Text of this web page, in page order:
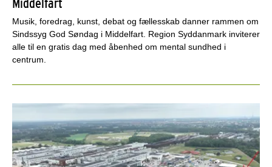
Musik, foredrag, kunst, debat og fællesskab danner rammen om
Sindssyg God Søndag i Middelfart. Region Syddanmark inviterer
alle til en gratis dag med åbenhed om mental sundhed i
centrum.